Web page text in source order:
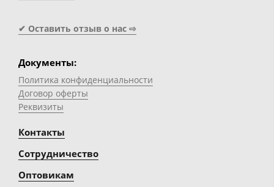
✔ Оставить отзыв о нас ⇨
Документы:
Политика конфиденциальности
Договор оферты
Реквизиты
Контакты
Сотрудничество
Оптовикам